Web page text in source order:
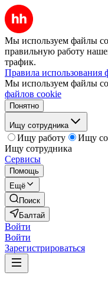
Мы используем файлы
правильную работу
трафик.
Правила использования
Мы используем файлы
файлов cookie
Понятно
Ищу сотрудника
Ищу работу
Ищу
Ищу сотрудника
Сервисы
Помощь
Ещё
Поиск
Балтай
Войти
Войти
Зарегистрироваться